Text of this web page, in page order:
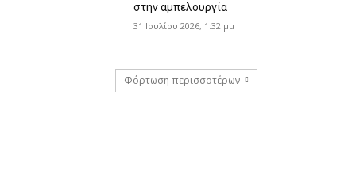
στην αμπελουργία
31 Ιουλίου 2026, 1:32 μμ
Φόρτωση περισσοτέρων